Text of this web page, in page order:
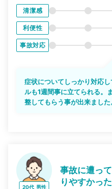
清潔感
利便性
事故対応
症状についてしっかり対応
ルも1週間事に立てられる。
整してもらう事が出来ました
20代 男性
事故に遭っ
りやすかった